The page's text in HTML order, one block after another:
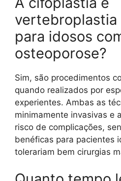
vertebroplastia
para idosos
osteoporose?
Sim, são procedimentos
quando realizados por
experientes. Ambas as
minimamente invasivas e
risco de complicações,
benéficas para pacientes
tolerariam bem cirurgias